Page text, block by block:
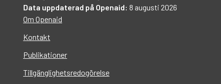
Data uppdaterad på Openaid: 8 augusti 2026
Om Openaid
Kontakt
Publikationer
Tillgänglighetsredogörelse